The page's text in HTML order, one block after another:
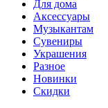
Для дома
Аксессуары
Музыкантам
Сувениры
Украшения
Разное
Новинки
Скидки